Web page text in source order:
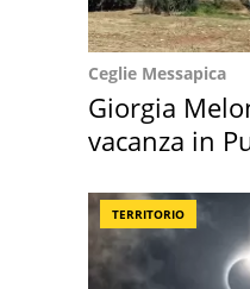
Ceglie Messapica
Giorgia
vacanza in
TERRITORIO